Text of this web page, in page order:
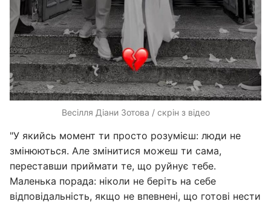
Весілля Діани Зотова / скрін з відео
"У якийсь момент ти просто розумієш: люди не
змінюються. Але змінитися можеш ти сама,
переставши приймати те, що руйнує тебе.
Маленька порада: ніколи не беріть на себе
відповідальність, якщо не впевнені, що готові нести